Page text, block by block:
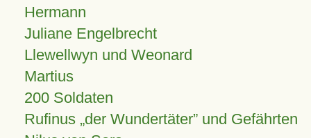
Hermann
Juliane Engelbrecht
Llewellwyn und Weonard
Martius
200 Soldaten
Rufinus „der Wundertäter” und Gefährten